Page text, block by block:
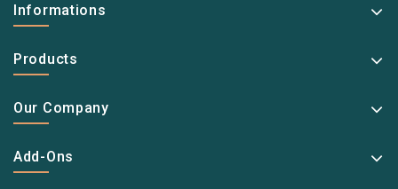
Informations
Products
Our Company
Add-Ons